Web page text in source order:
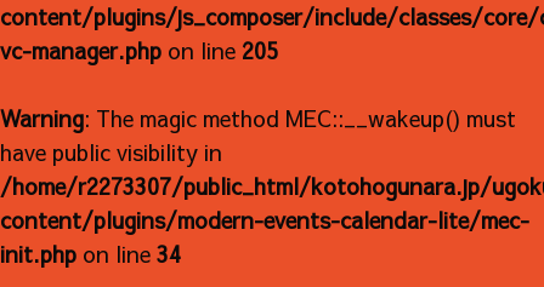
content/plugins/js_composer/include/classes/core/
vc-manager.php on line 205
Warning: The magic method MEC::__wakeup() must
have public visibility in
/home/r2273307/public_html/kotohogunara.jp/
content/plugins/modern-events-calendar-lite/mec-
init.php on line 34